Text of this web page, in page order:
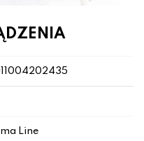
Line